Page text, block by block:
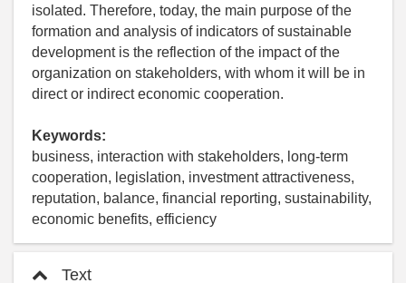
isolated. Therefore, today, the main purpose of the
formation and analysis of indicators of sustainable
development is the reflection of the impact of the
organization on stakeholders, with whom it will be in
direct or indirect economic cooperation.
Keywords:
business, interaction with stakeholders, long-term
cooperation, legislation, investment attractiveness,
reputation, balance, financial reporting, sustainability,
economic benefits, efficiency
Text